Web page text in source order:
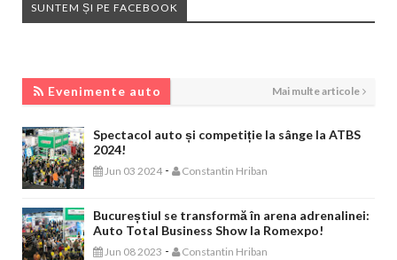
SUNTEM ȘI PE FACEBOOK
Evenimente auto Mai multe articole
Spectacol auto și competiție la sânge la ATBS
2024!
Jun 03 2024 - Constantin Hriban
Bucureștiul se transformă în arena adrenalinei:
Auto Total Business Show la Romexpo!
Jun 08 2023 - Constantin Hriban